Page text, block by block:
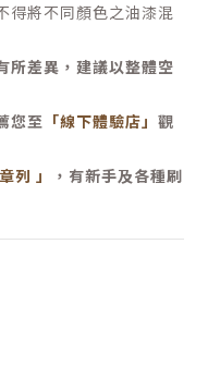
得將不同顏色之油漆混
所差異，建議以整體空
您至 「線下體驗店」 觀
列 」
，有新手及各種刷